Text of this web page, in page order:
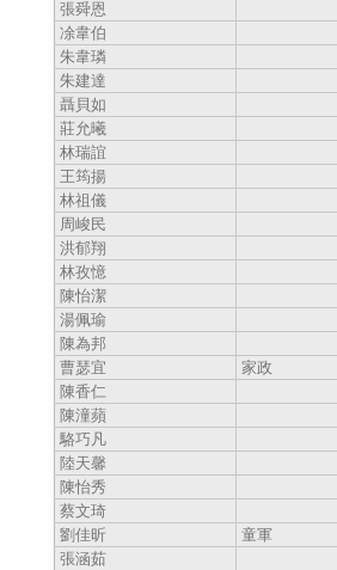
張舜恩
凃韋伯
朱韋璘
朱建達
聶貝如
莊允曦
林瑞誼
王筠揚
林祖儀
周峻民
洪郁翔
林孜憶
陳怡潔
湯佩瑜
陳為邦
曹瑟宜
家政
陳香仁
陳潼蘋
駱巧凡
陸天馨
陳怡秀
蔡文琦
劉佳昕
童軍
張涵茹